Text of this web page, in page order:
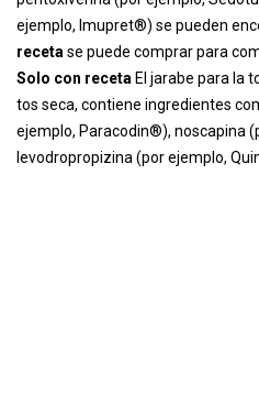
ejemplo, Imupret®) se pueden
receta se puede comprar para
Solo con receta El jarabe para la
tos seca, contiene ingredientes
ejemplo, Paracodin®), noscapina
levodropropizina (por ejemplo,